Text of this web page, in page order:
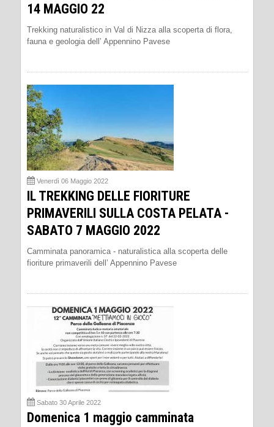
14 MAGGIO 22
Trekking naturalistico in Val di Nizza alla scoperta di flora,
fauna e geologia dell’ Appennino Pavese
Venerdì 06 Maggio 2022
IL TREKKING DELLE FIORITURE
PRIMAVERILI SULLA COSTA PELATA -
SABATO 7 MAGGIO 2022
Camminata panoramica - naturalistica alla scoperta delle
fioriture primaverili dell’ Appennino Pavese
Sabato 30 Aprile 2022
Domenica 1 maggio camminata